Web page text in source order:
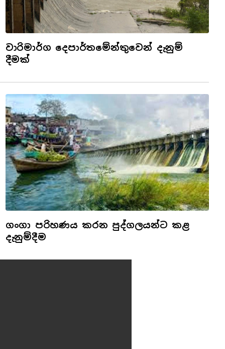
වාරිමාර්ග දෙපාර්තමේන්තුවෙන් දැනුම්
දීමක්
ගංගා පරිහණය කරන පුද්ගලයන්ට කළ
දැනුම්දීම